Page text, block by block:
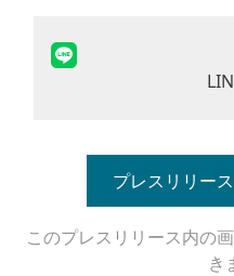
プレスリリー
このプレスリリース内の
き